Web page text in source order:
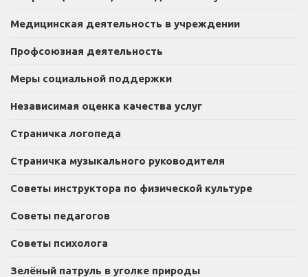
Медицинская деятельность в учреждении
Профсоюзная деятельность
Меры социальной поддержки
Независимая оценка качества услуг
Страничка логопеда
Страничка музыкального руководителя
Советы инструктора по физической культуре
Советы педагогов
Советы психолога
Зелёный патруль в уголке природы